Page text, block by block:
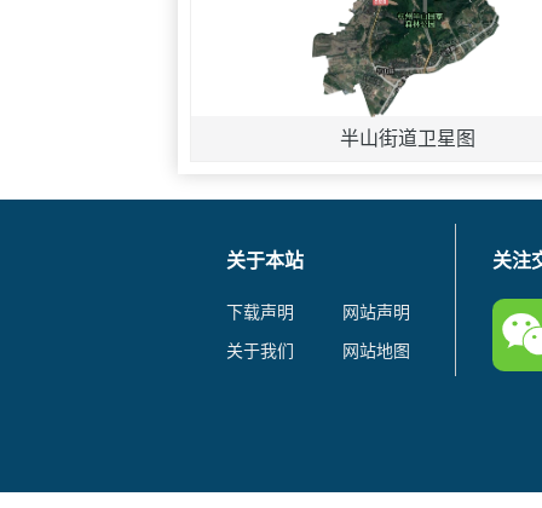
半山街道卫星图
关于本站
下载声明
网站声明
关于我们
网站地图
关注